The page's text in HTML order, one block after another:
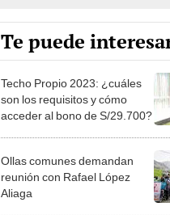
Te puede
Techo Propio 2023: ¿cuáles
son los requisitos y cómo
acceder al bono de S/29.700?
Ollas comunes demandan
reunión con Rafael López
Aliaga